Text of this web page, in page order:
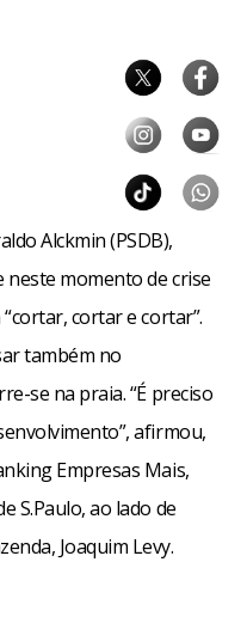
Alckmin (PSDB),
momento de crise
cortar e cortar”.
também no
se na praia. “É preciso
afirmou,
Empresas Mais,
S.Paulo, ao lado de
Joaquim Levy.